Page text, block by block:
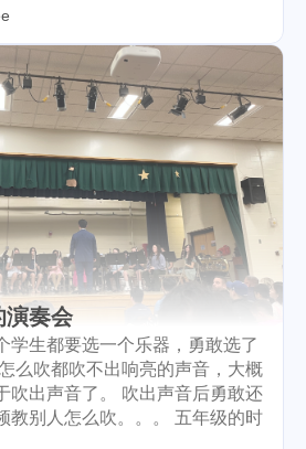
演奏会
学生都要选一个乐器，勇敢选了
么吹都吹不出响亮的声音，大概
吹出声音了。 吹出声音后勇敢还
教别人怎么吹。。。 五年级的时